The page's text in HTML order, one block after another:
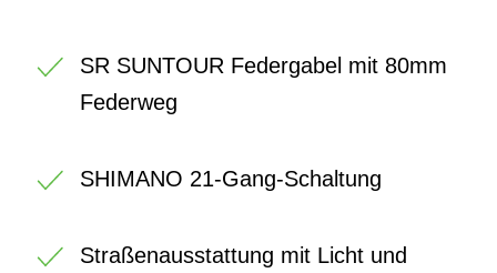
SR SUNTOUR Federgabel mit 80mm
Federweg
SHIMANO 21-Gang-Schaltung
Straßenausstattung mit Licht und